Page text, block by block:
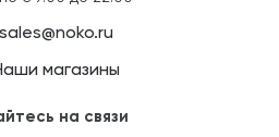
sales@noko.ru
магазины
на связи